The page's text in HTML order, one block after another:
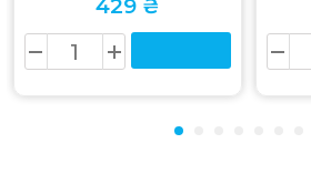
429 ₴